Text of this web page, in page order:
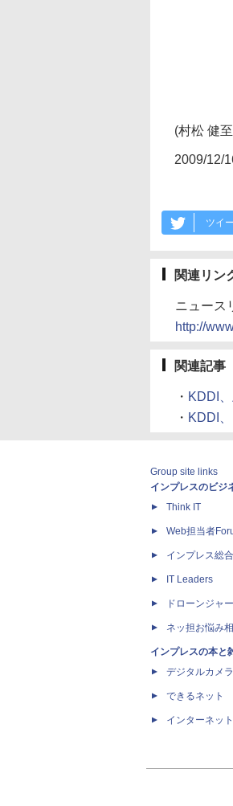
(村松 健
2009/12/
ツイ
関連リン
ニュース
http://
関連記事
・ KDDI
・ KDDI
Group site links
インプレスのビジ
Think IT
Web担当者
インプレス総
IT Leaders
ドローンジャ
ネッ担お悩み
インプレスの本と
デジタルカメ
できるネット
インターネッ